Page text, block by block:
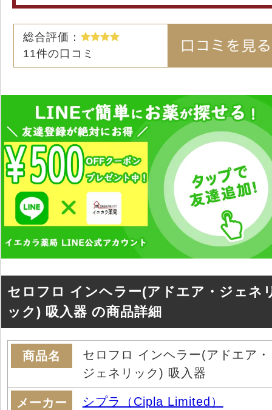
総合評価：
11件の口コミ
セロフロ インヘラー(アドエア・ジェネ
ック) 吸入器 の商品詳細
商品名
セロフロ インヘラー(アドエア・
ジェネリック) 吸入器
メーカー
シプラ（Cipla Limited）